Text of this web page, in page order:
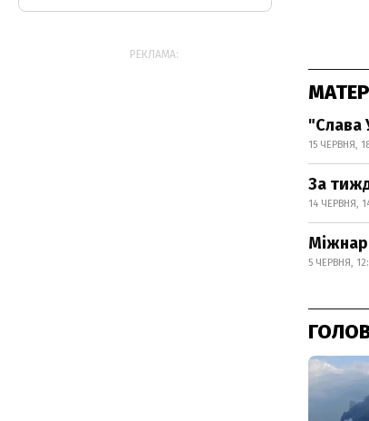
"Слава
15 ЧЕРВНЯ,
За
14 ЧЕРВНЯ,
5 ЧЕРВНЯ,
РЕКЛАМА: